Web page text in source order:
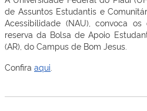
de Assuntos Estudantis e
Acessibilidade (NAU), convoca
reserva da Bolsa de Apoio
(AR), do Campus de Bom Jesus.
Confira aqui